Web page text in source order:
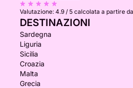
Valutazione: 4.9 / 5 calcolata a partire
DESTINAZIONI
Sardegna
Liguria
Sicilia
Croazia
Malta
Grecia